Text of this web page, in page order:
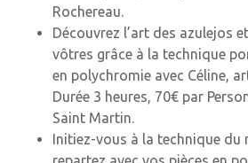
Rochereau.
Découvrez l’art des azulejos
vôtres grâce à la technique
en polychromie avec Céline,
Durée 3 heures, 70€ par
Saint Martin.
Initiez-vous à la technique du